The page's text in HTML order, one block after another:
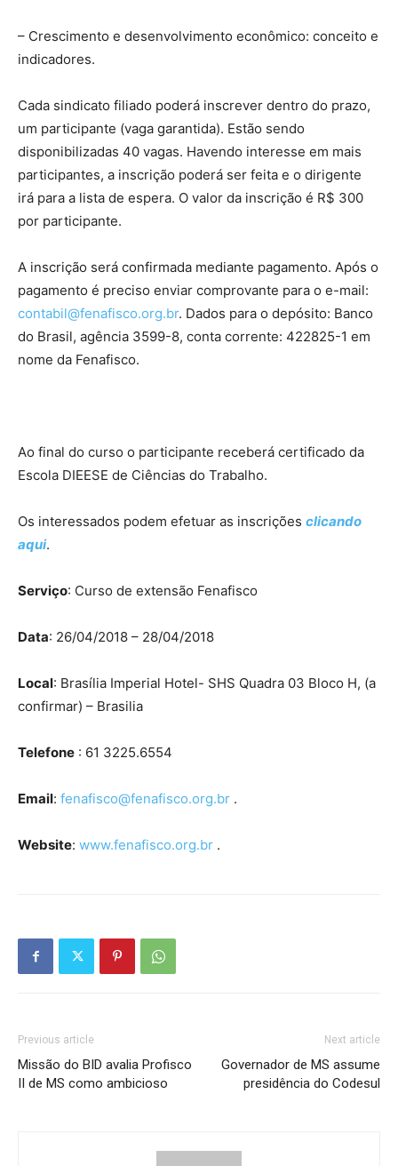
– Crescimento e desenvolvimento econômico: conceito e
indicadores.
Cada sindicato filiado poderá inscrever dentro do prazo,
um participante (vaga garantida). Estão sendo
disponibilizadas 40 vagas. Havendo interesse em mais
participantes, a inscrição poderá ser feita e o dirigente
irá para a lista de espera. O valor da inscrição é R$ 300
por participante.
A inscrição será confirmada mediante pagamento. Após o
pagamento é preciso enviar comprovante para o e-mail:
contabil@fenafisco.org.br. Dados para o depósito: Banco
do Brasil, agência 3599-8, conta corrente: 422825-1 em
nome da Fenafisco.
Ao final do curso o participante receberá certificado da
Escola DIEESE de Ciências do Trabalho.
Os interessados podem efetuar as inscrições clicando
aqui.
Serviço: Curso de extensão Fenafisco
Data: 26/04/2018 – 28/04/2018
Local: Brasília Imperial Hotel- SHS Quadra 03 Bloco H, (a
confirmar) – Brasilia
Telefone : 61 3225.6554
Email: fenafisco@fenafisco.org.br .
Website: www.fenafisco.org.br .
Previous article
Missão do BID avalia Profisco
II de MS como ambicioso
Next article
Governador de MS assume
presidência do Codesul